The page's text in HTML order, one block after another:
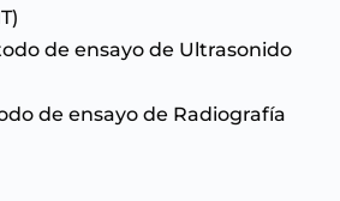
de ensayo de Ultrasonido
de ensayo de Radiografía